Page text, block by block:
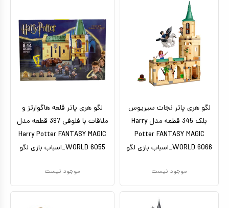
لگو هری پاتر نجات سیریوس
بلک 345 قطعه مدل Harry
Potter FANTASY MAGIC
WORLD 6066_اسباب بازی لگو
موجود نیست
لگو هری پاتر قلعه هاگوارتز و
ملاقات با فلوفی 397 قطعه مدل
Harry Potter FANTASY MAGIC
WORLD 6055_اسباب بازی لگو
موجود نیست